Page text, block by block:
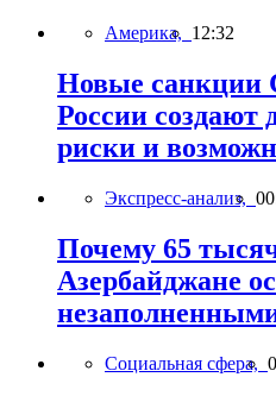
Америка, 12:32
Новые
России создают
риски и
Экспресс-анализ,
Почему 65
Азербайджане
Социальная сфера,